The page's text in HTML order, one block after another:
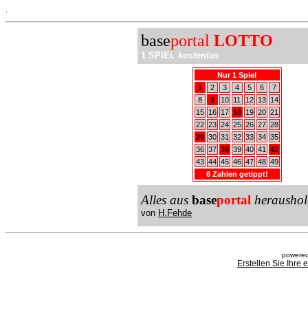
baseportal LOTTO
1 SPIEL kostenlos
Nur 1 Spiel
1
2 3 4 5 6
7
8
9 10 11 12 13
14
15
16 17 18 19 20 21
22 23 24 25 26 27 28
29 30 31 32 33 34 35
36 37 38 39 40 41
42
43 44 45 46 47 48 49
6 Zahlen getippt!
Alles aus baseportal
von H.Fehde
Erstellen Sie Ihre